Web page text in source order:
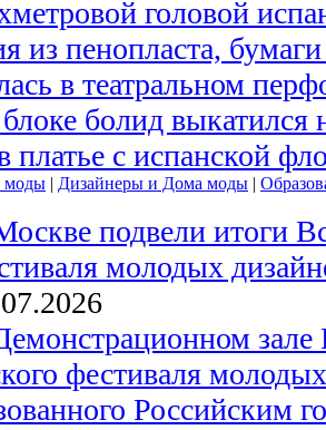
головой
из пенопласта,
в театральном
болид выкатился
платье с испанской
моды | Дизайнеры и Дома моды |
подвели итоги
молодых
фестиваля
Российским